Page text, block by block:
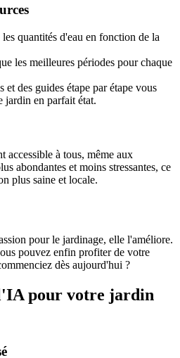
quantités d'eau en fonction de la
les meilleures périodes pour chaque
et des guides étape par étape vous
jardin en parfait état.
à tous, même aux
abondantes et moins stressantes, ce
plus saine et locale.
pour le jardinage, elle l'améliore.
pouvez enfin profiter de votre
dès aujourd'hui ?
pour votre jardin